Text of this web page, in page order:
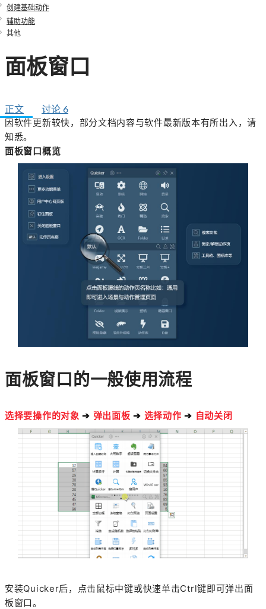
创建基础动作
辅助功能
其他
面板窗口
正文 讨论 6
因软件更新较快，部分文档内容与软件最新版本有所出入，请
知悉。
面板窗口概览
面板窗口的一般使用流程
选择要操作的对象 ➔ 弹出面板 ➔ 选择动作 ➔ 自动关闭
安装Quicker后，点击鼠标中键或快速单击Ctrl键即可弹出面
板窗口。